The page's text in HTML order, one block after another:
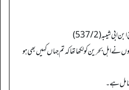
شیبہ (537/2)
اہل بحرین کو لکھا تھا کہ تم جہاں کہیں بھی ہو
ہے۔